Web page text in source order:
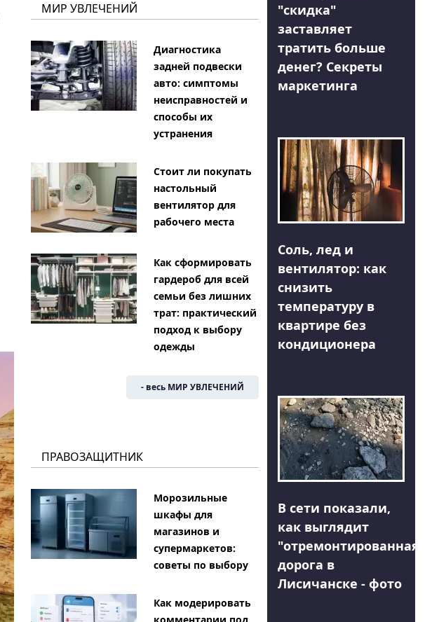
МИР УВЛЕЧЕНИЙ
Диагностика
задней подвески
авто: симптомы
неисправностей и
способы их
устранения
Стоит ли покупать
настольный
вентилятор для
рабочего места
Как сформировать
гардероб для всей
семьи без лишних
трат: практический
подход к выбору
одежды
- весь МИР УВЛЕЧЕНИЙ
ПРАВОЗАЩИТНИК
Морозильные
шкафы для
магазинов и
супермаркетов:
советы по выбору
Как модерировать
"скидка"
заставляет
тратить больше
денег? Секреты
маркетинга
Соль, лед и
вентилятор: как
снизить
температуру в
квартире без
кондиционера
В сети показали,
как выглядит
"отремонтированная"
дорога в
Лисичанске - фото